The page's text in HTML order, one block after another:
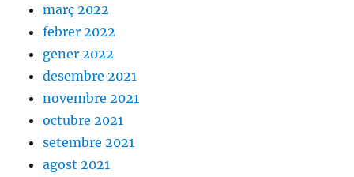
març 2022
febrer 2022
gener 2022
desembre 2021
novembre 2021
octubre 2021
setembre 2021
agost 2021